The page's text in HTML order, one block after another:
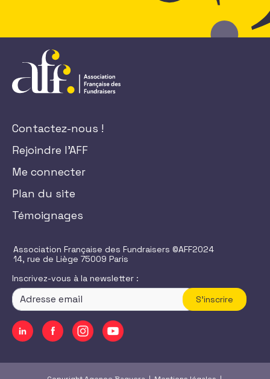
Contactez-nous !
Rejoindre l'AFF
Me connecter
Plan du site
Témoignages
Association Française des Fundraisers ©AFF2024
14, rue de Liège 75009 Paris
Inscrivez-vous à la newsletter :
S'inscrire